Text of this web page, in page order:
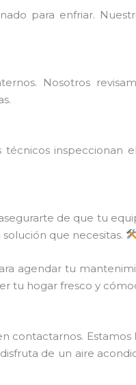
para enfriar.
Nosotros
inspeccionan
de que tu
que necesitas.
agendar tu
tu hogar fresco y
contactarnos.
disfruta de un aire